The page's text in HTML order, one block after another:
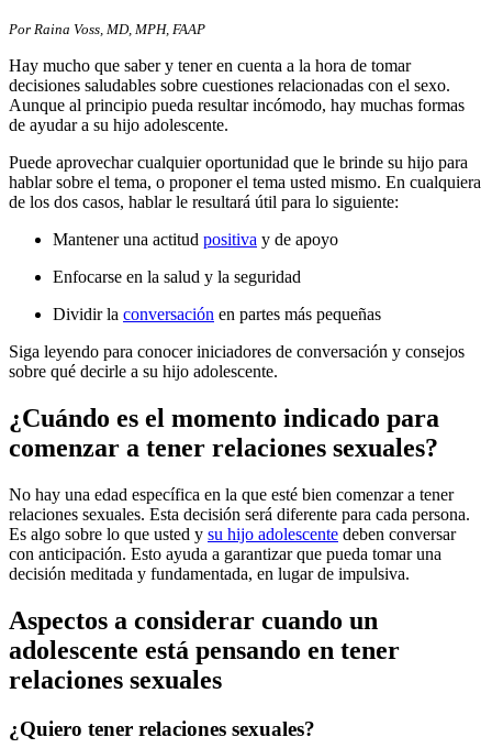
Por Raina Voss, MD, MPH, FAAP
Hay mucho que saber y tener en cuenta a la hora de tomar
decisiones saludables sobre cuestiones relacionadas con el sexo.
Aunque al principio pueda resultar incómodo, hay muchas formas
de ayudar a su hijo adolescente.
Puede aprovechar cualquier oportunidad que le brinde su hijo para
hablar sobre el tema, o proponer el tema usted mismo. En cualquiera
de los dos casos, hablar le resultará útil para lo siguiente:
Mantener una actitud positiva y de apoyo
Enfocarse en la salud y la seguridad
Dividir la conversación en partes más pequeñas
Siga leyendo para conocer iniciadores de conversación y consejos
sobre qué decirle a su hijo adolescente.
¿Cuándo es el momento indicado para
comenzar a tener relaciones sexuales?
No hay una edad específica en la que esté bien comenzar a tener
relaciones sexuales. Esta decisión será diferente para cada persona.
Es algo sobre lo que usted y su hijo adolescente deben conversar
con anticipación. Esto ayuda a garantizar que pueda tomar una
decisión meditada y fundamentada, en lugar de impulsiva.
Aspectos a considerar cuando un
adolescente está pensando en tener
relaciones sexuales
¿Quiero tener relaciones sexuales?